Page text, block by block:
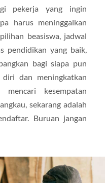
pekerja yang ingin
harus meninggalkan
beasiswa, jadwal
pendidikan yang baik,
bagi siapa pun
diri dan meningkatkan
kesempatan
sekarang adalah
Buruan jangan